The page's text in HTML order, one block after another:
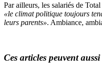
Par ailleurs, les salariés de
«le climat politique toujours
leurs parents». Ambiance,
Ces articles peuvent